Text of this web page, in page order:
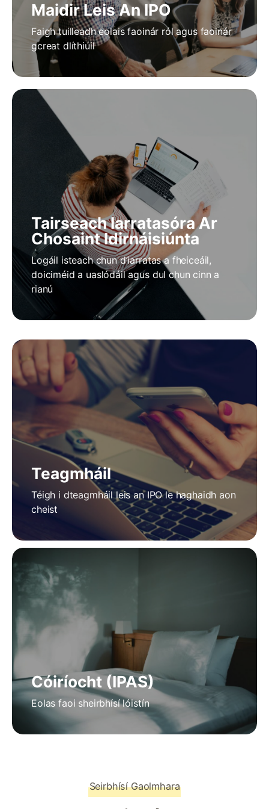
Maidir Leis An IPO
Faigh tuilleadh eolais faoinár ról agus faoinár
gcreat dlíthiúil
Tairseach Iarratasóra Ar
Chosaint Idirnáisiúnta
Logáil isteach chun d’iarratas a fheiceáil,
doiciméid a uaslódáil agus dul chun cinn a
rianú
Teagmháil
Téigh i dteagmháil leis an IPO le haghaidh aon
cheist
Cóiríocht (IPAS)
Eolas faoi sheirbhísí lóistín
Seirbhísí Gaolmhara